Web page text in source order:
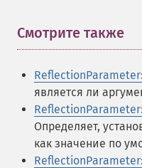
Смотрите также
является ли
Определяет,
как значение по